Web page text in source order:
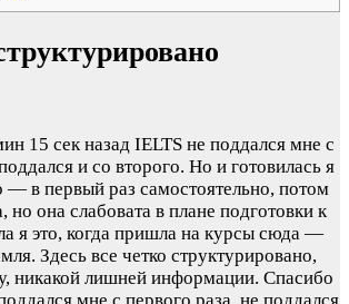
15 сек назад IELTS не поддался мне с
и со второго. Но и готовилась я
— в первый раз самостоятельно, потом
но она слабовата в плане подготовки к
я это, когда пришла на курсы сюда —
Здесь все четко структурировано,
никакой лишней информации. Спасибо